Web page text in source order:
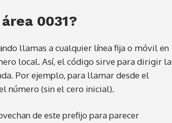
0031?
llamas a cualquier línea fija o móvil en
local. Así, el código sirve para dirigir la
Por ejemplo, para llamar desde el
número (sin el cero inicial).
de este prefijo para parecer